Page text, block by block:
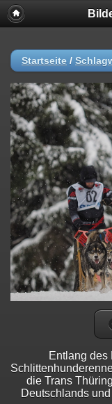
Startseite /
Entlang des
die Trans
Deutschlands